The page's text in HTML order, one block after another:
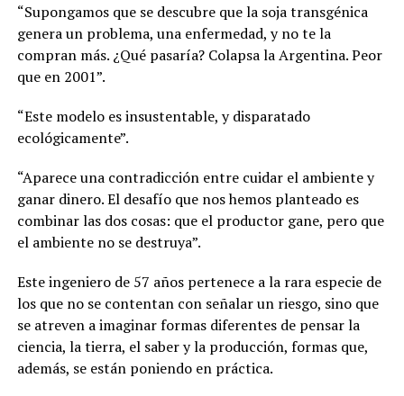
“Supongamos que se descubre que la soja transgénica
genera un problema, una enfermedad, y no te la
compran más. ¿Qué pasaría? Colapsa la Argentina. Peor
que en 2001”.
“Este modelo es insustentable, y disparatado
ecológicamente”.
“Aparece una contradicción entre cuidar el ambiente y
ganar dinero. El desafío que nos hemos planteado es
combinar las dos cosas: que el productor gane, pero que
el ambiente no se destruya”.
Este ingeniero de 57 años pertenece a la rara especie de
los que no se contentan con señalar un riesgo, sino que
se atreven a imaginar formas diferentes de pensar la
ciencia, la tierra, el saber y la producción, formas que,
además, se están poniendo en práctica.